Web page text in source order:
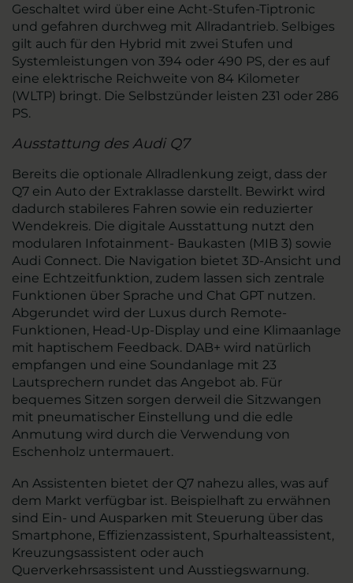
Geschaltet wird über eine Acht-Stufen-Tiptronic
und gefahren durchweg mit Allradantrieb. Selbiges
gilt auch für den Hybrid mit zwei Stufen und
Systemleistungen von 394 oder 490 PS, der es auf
eine elektrische Reichweite von 84 Kilometer
(WLTP) bringt. Die Selbstzünder leisten 231 oder 286
PS.
Ausstattung des Audi Q7
Bereits die optionale Allradlenkung zeigt, dass der
Q7 ein Auto der Extraklasse darstellt. Bewirkt wird
dadurch stabileres Fahren sowie ein reduzierter
Wendekreis. Die digitale Ausstattung nutzt den
modularen Infotainment- Baukasten (MIB 3) sowie
Audi Connect. Die Navigation bietet 3D-Ansicht und
eine Echtzeitfunktion, zudem lassen sich zentrale
Funktionen über Sprache und Chat GPT nutzen.
Abgerundet wird der Luxus durch Remote-
Funktionen, Head-Up-Display und eine Klimaanlage
mit haptischem Feedback. DAB+ wird natürlich
empfangen und eine Soundanlage mit 23
Lautsprechern rundet das Angebot ab. Für
bequemes Sitzen sorgen derweil die Sitzwangen
mit pneumatischer Einstellung und die edle
Anmutung wird durch die Verwendung von
Eschenholz untermauert.
An Assistenten bietet der Q7 nahezu alles, was auf
dem Markt verfügbar ist. Beispielhaft zu erwähnen
sind Ein- und Ausparken mit Steuerung über das
Smartphone, Effizienzassistent, Spurhalteassistent,
Kreuzungsassistent oder auch
Querverkehrsassistent und Ausstiegswarnung.